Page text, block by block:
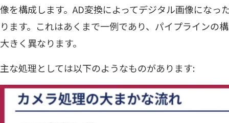
像を構成します。AD変換によってデジタル画像になっ
ります。これはあくまで一例であり、パイプラインの
大きく異なります。
主な処理としては以下のようなものがあります: